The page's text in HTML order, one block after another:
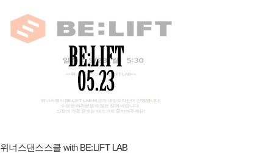
위너스댄스스쿨 with BE:LIFT LAB